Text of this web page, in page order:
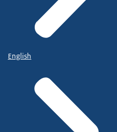
English